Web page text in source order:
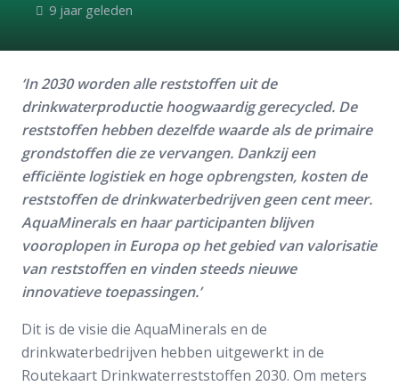
9 jaar geleden
‘In 2030 worden alle reststoffen uit de
drinkwaterproductie hoogwaardig gerecycled. De
reststoffen hebben dezelfde waarde als de primaire
grondstoffen die ze vervangen. Dankzij een
efficiënte logistiek en hoge opbrengsten, kosten de
reststoffen de drinkwaterbedrijven geen cent meer.
AquaMinerals en haar participanten blijven
vooroplopen in Europa op het gebied van valorisatie
van reststoffen en vinden steeds nieuwe
innovatieve toepassingen.’
Dit is de visie die AquaMinerals en de
drinkwaterbedrijven hebben uitgewerkt in de
Routekaart Drinkwaterreststoffen 2030. Om meters